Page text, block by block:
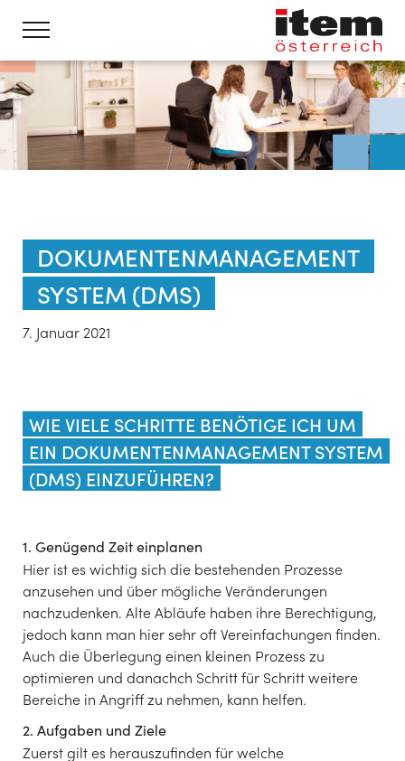
DOKUMENTENMANAGEMENT
SYSTEM (DMS)
7. Januar 2021
WIE VIELE SCHRITTE BENÖTIGE ICH UM
EIN DOKUMENTENMANAGEMENT SYSTEM
(DMS) EINZUFÜHREN?
1. Genügend Zeit einplanen
Hier ist es wichtig sich die bestehenden Prozesse
anzusehen und über mögliche Veränderungen
nachzudenken. Alte Abläufe haben ihre Berechtigung,
jedoch kann man hier sehr oft Vereinfachungen finden.
Auch die Überlegung einen kleinen Prozess zu
optimieren und danachch Schritt für Schritt weitere
Bereiche in Angriff zu nehmen, kann helfen.
2. Aufgaben und Ziele
Zuerst gilt es herauszufinden für welche